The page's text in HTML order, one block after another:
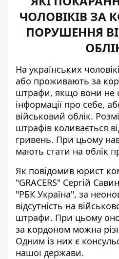
ЧОЛОВІКІВ ЗА
ПОРУШЕННЯ
На українських
або проживають за
штрафи, якщо вони не
інформації про себе,
військовий облік.
штрафів коливається
гривень. При цьому
мають стати на облік
Як повідомив юрист
"GRACERS" Сергій
"РБК Україна", за
відсутність на
штрафи. При цьому
за кордоном можна
Одним із них є
нашої держави.